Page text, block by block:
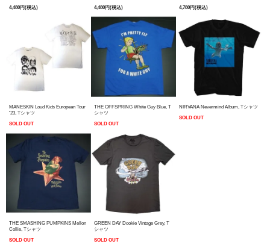
4,480円(税込)
4,480円(税込)
4,780円(税込)
MANESKIN Loud Kids European Tour
'23, Tシャツ
SOLD OUT
THE OFFSPRING White Guy Blue, T
シャツ
SOLD OUT
NIRVANA Nevermind Album, Tシャツ
SOLD OUT
THE SMASHING PUMPKINS Mellon
Collie, Tシャツ
SOLD OUT
GREEN DAY Dookie Vintage Grey, T
シャツ
SOLD OUT